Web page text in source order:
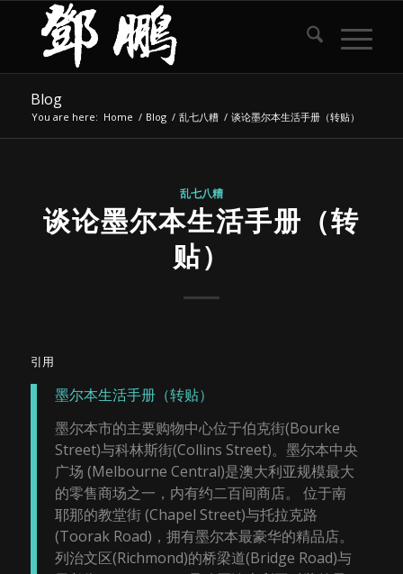
Blog
You are here: Home / Blog / 乱七八糟 / 谈论墨尔本生活手册（转贴）
乱七八糟
谈论墨尔本生活手册（转
贴）
引用
墨尔本生活手册（转贴）
墨尔本市的主要购物中心位于伯克街(Bourke
Street)与科林斯街(Collins Street)。墨尔本中央
广场 (Melbourne Central)是澳大利亚规模最大
的零售商场之一，内有约二百间商店。 位于南
耶那的教堂街 (Chapel Street)与托拉克路
(Toorak Road)，拥有墨尔本最豪华的精品店。
列治文区(Richmond)的桥梁道(Bridge Road)与